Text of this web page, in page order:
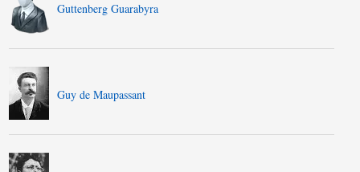
Guttenberg Guarabyra
Guy de Maupassant